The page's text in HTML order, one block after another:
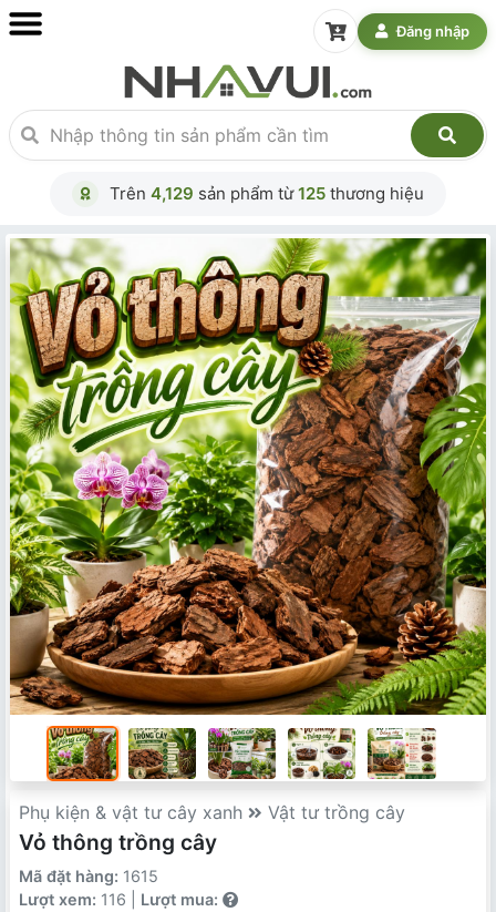
Đăng nhập
Trên 4,129 sản phẩm từ125 thương hiệu
Phụ kiện & vật tư cây xanh Vật tư trồng cây
Vỏ thông trồng cây
Mã đặt hàng: 1615
Lượt xem: 116 | Lượt mua: